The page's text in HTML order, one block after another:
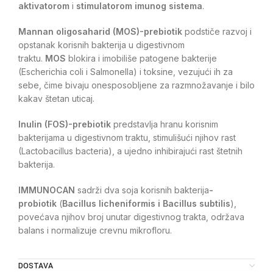
aktivatorom i stimulatorom imunog sistema.
Mannan oligosaharid (MOS)-prebiotik podstiče razvoj i
opstanak korisnih bakterija u digestivnom
traktu. MOS blokira i imobiliše patogene bakterije
(Escherichia coli i Salmonella) i toksine, vezujući ih za
sebe, čime bivaju onesposobljene za razmnožavanje i bilo
kakav štetan uticaj.
Inulin (FOS)-prebiotik predstavlja hranu korisnim
bakterijama u digestivnom traktu, stimulišući njihov rast
(Lactobacillus bacteria), a ujedno inhibirajući rast štetnih
bakterija.
IMMUNOCAN sadrži dva soja korisnih bakterija-
probiotik (Bacillus licheniformis i Bacillus subtilis),
povećava njihov broj unutar digestivnog trakta, održava
balans i normalizuje crevnu mikrofloru.
DOSTAVA